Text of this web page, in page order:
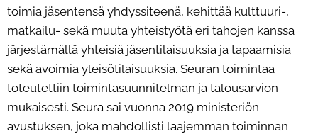
toimia jäsentensä yhdyssiteenä, kehittää kulttuuri-,
matkailu- sekä muuta yhteistyötä eri tahojen kanssa
järjestämällä yhteisiä jäsentilaisuuksia ja tapaamisia
sekä avoimia yleisötilaisuuksia. Seuran toimintaa
toteutettiin toimintasuunnitelman ja talousarvion
mukaisesti. Seura sai vuonna 2019 ministeriön
avustuksen, joka mahdollisti laajemman toiminnan